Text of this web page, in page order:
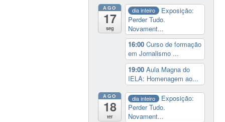
AGO
17
seg
dia inteiro
Exposição:
Perder Tudo.
Novament...
16:00Curso de formação
em Jornalismo ...
19:00Aula Magna do
IELA: Homenagem ao...
AGO
18
ter
dia inteiro
Exposição:
Perder Tudo.
Novament...